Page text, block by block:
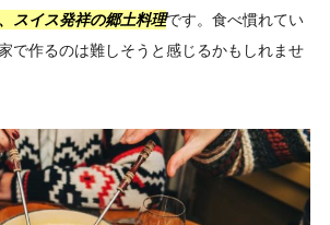
スイス発祥の郷土料理です。食べ慣れてい
で作るのは難しそうと感じるかもしれませ